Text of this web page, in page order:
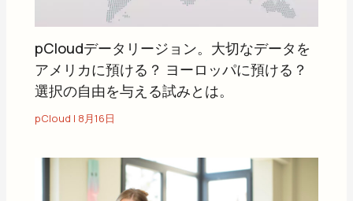
pCloudデータリージョン。大切なデータを
アメリカに預ける？ ヨーロッパに預ける？
選択の自由を与える試みとは。
pCloud | 8月16日